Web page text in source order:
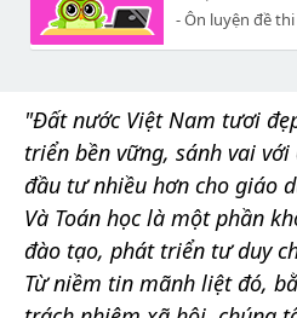
- Ôn luyện đề
"Đất nước Việt Nam tươi
triển bền vững, sánh vai
đầu tư nhiều hơn cho giáo
Và Toán học là một phần
đào tạo, phát triển tư duy
Từ niềm tin mãnh liệt đó,